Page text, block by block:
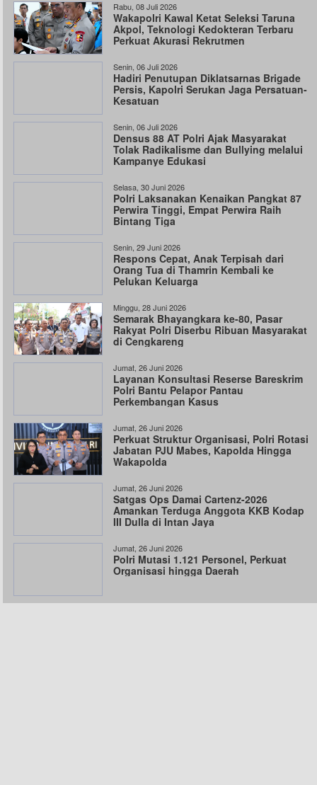
Rabu, 08 Juli 2026
Wakapolri Kawal Ketat Seleksi Taruna
Akpol, Teknologi Kedokteran Terbaru
Perkuat Akurasi Rekrutmen
Senin, 06 Juli 2026
Hadiri Penutupan Diklatsarnas Brigade
Persis, Kapolri Serukan Jaga Persatuan-
Kesatuan
Senin, 06 Juli 2026
Densus 88 AT Polri Ajak Masyarakat
Tolak Radikalisme dan Bullying melalui
Kampanye Edukasi
Selasa, 30 Juni 2026
Polri Laksanakan Kenaikan Pangkat 87
Perwira Tinggi, Empat Perwira Raih
Bintang Tiga
Senin, 29 Juni 2026
Respons Cepat, Anak Terpisah dari
Orang Tua di Thamrin Kembali ke
Pelukan Keluarga
Minggu, 28 Juni 2026
Semarak Bhayangkara ke-80, Pasar
Rakyat Polri Diserbu Ribuan Masyarakat
di Cengkareng
Jumat, 26 Juni 2026
Layanan Konsultasi Reserse Bareskrim
Polri Bantu Pelapor Pantau
Perkembangan Kasus
Jumat, 26 Juni 2026
Perkuat Struktur Organisasi, Polri Rotasi
Jabatan PJU Mabes, Kapolda Hingga
Wakapolda
Jumat, 26 Juni 2026
Satgas Ops Damai Cartenz-2026
Amankan Terduga Anggota KKB Kodap
III Dulla di Intan Jaya
Jumat, 26 Juni 2026
Polri Mutasi 1.121 Personel, Perkuat
Organisasi hingga Daerah